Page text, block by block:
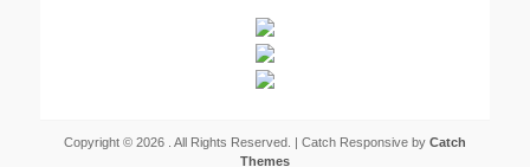
Copyright © 2026 . All Rights Reserved. | Catch Responsive by Catch
Themes